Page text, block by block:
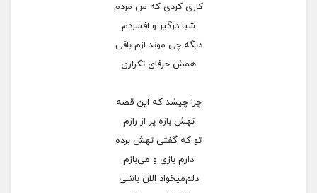
کاری کردی که من مردم
شبا درگیر و افسردم
دیگه چی موند ازم باقی
همش حرفای تکراری
چرا چیشد که این قصه
تهش بازه پر از رازم
تو که گفتی تهش برده
دارم بازی و می‌بازم
دلم‌میخواد الان باشی